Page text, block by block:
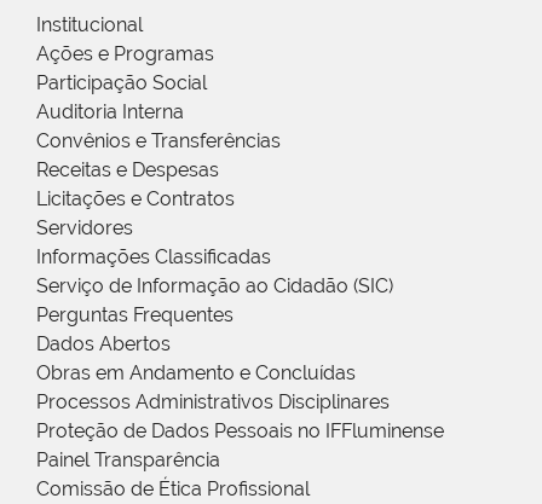
Institucional
Ações e Programas
Participação Social
Auditoria Interna
Convênios e Transferências
Receitas e Despesas
Licitações e Contratos
Servidores
Informações Classificadas
Serviço de Informação ao Cidadão (SIC)
Perguntas Frequentes
Dados Abertos
Obras em Andamento e Concluídas
Processos Administrativos Disciplinares
Proteção de Dados Pessoais no IFFluminense
Painel Transparência
Comissão de Ética Profissional